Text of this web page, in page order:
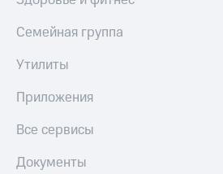
Семейная группа
Утилиты
Приложения
Все сервисы
Документы